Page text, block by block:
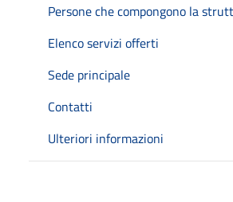
Persone che compongono la
Elenco servizi offerti
Sede principale
Contatti
Ulteriori informazioni